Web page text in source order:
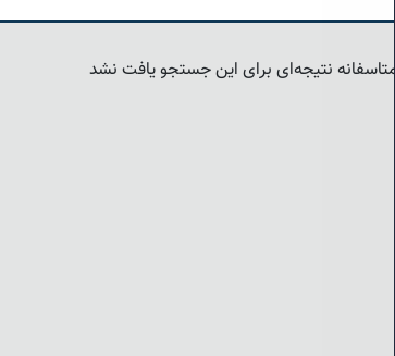
نتیجه‌ای برای این جستجو یافت نشد